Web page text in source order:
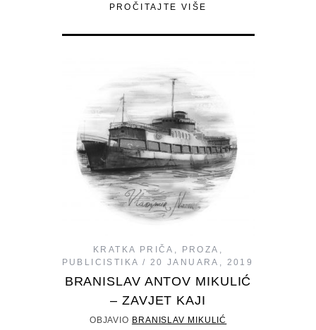
PROČITAJTE VIŠE
KRATKA PRIČA , PROZA ,
PUBLICISTIKA
20 JANUARA, 2019
BRANISLAV ANTOV MIKULIĆ
– ZAVJET KAJI
OBJAVIO BRANISLAV MIKULIĆ